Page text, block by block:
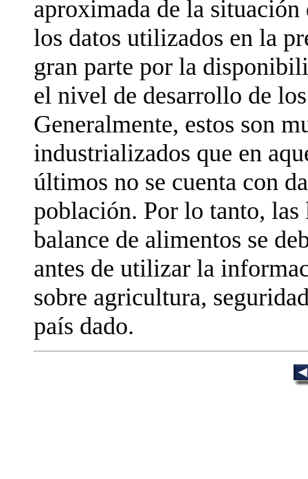
aproximada de la
los datos utilizados en la
gran parte por la
el nivel de desarrollo de
Generalmente, estos son
industrializados que en
últimos no se cuenta con
población. Por lo tanto,
balance de alimentos se
antes de utilizar la
sobre agricultura,
país dado.